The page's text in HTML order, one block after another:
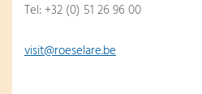
Tel: +32 (0) 51 26 96 00
visit@roeselare.be